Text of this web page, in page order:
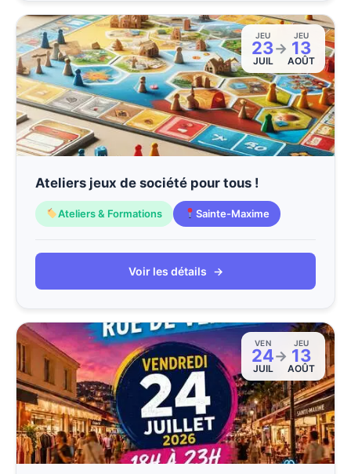
JEU
23
JUIL
→
JEU
13
AOÛT
Ateliers jeux de société pour tous !
Ateliers & Formations Sainte-Maxime
Voir les détails →
VEN
24
JUIL
→
JEU
13
AOÛT